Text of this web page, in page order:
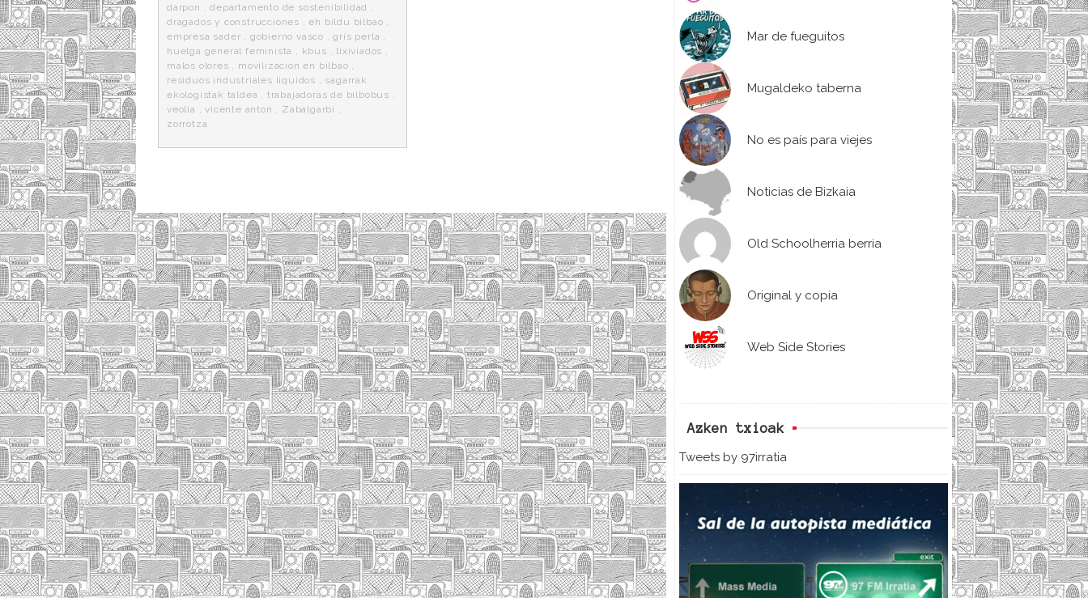
Mar de fueguitos
Mugaldeko taberna
No es país para viejes
Noticias de Bizkaia
Old Schoolherria berria
Original y copia
Web Side Stories
Azken txioak
Tweets by 97irratia
darpon
,departamento de sostenibilidad
dragados y construcciones ,eh bildu bilbao
empresa sader
gobierno vasco ,gris perla
huelga general feminista
kbus lixiviados
malos olores
movilizacion en bilbao
residuos industriales liquidos
sagarrak
ekologistak taldea
trabajadoras de bilbobus
veolia
,vicente anton Zabalgarbi
zorrotza